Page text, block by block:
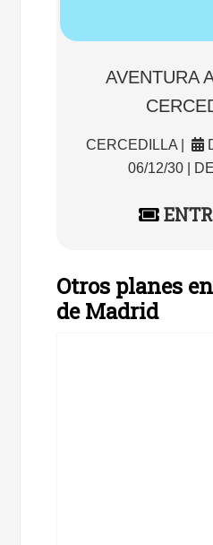
AVENTURA
CERCEDILLA |
06/12/30 |
Otros planes
de Madrid